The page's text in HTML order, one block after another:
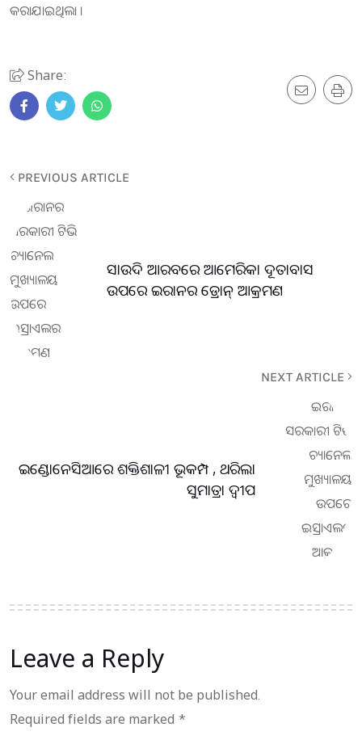
କରାଯାଇଥିଲା ।
Share:
PREVIOUS ARTICLE
ସାଉଦି ଆରବରେ ଆମେରିକା ଦୂତାବାସ
ଉପରେ ଇରାନର ଡ୍ରୋନ୍ ଆକ୍ରମଣ
NEXT ARTICLE
ଇଣ୍ଡୋନେସିଆରେ ଶକ୍ତିଶାଳୀ ଭୂକମ୍ପ , ଥରିଲା
ସୁମାତ୍ରା ଦ୍ୱୀପ
Leave a Reply
Your email address will not be published.
Required fields are marked *